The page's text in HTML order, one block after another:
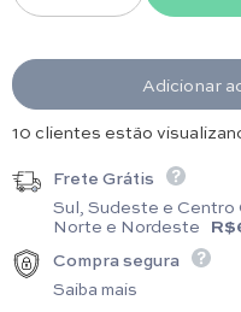
Adicionar
3 clientes estão
Frete Grátis
Sul, Sudeste e Centro
Norte e Nordeste
Compra segura
Saiba mais